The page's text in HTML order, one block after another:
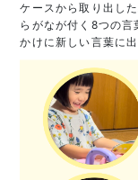
ケースから取り出し
らがなが付く8つの
かけに新しい言葉に出